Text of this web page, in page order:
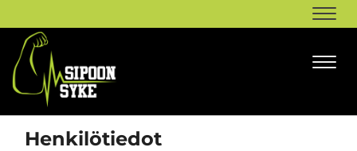
Henkilötiedot